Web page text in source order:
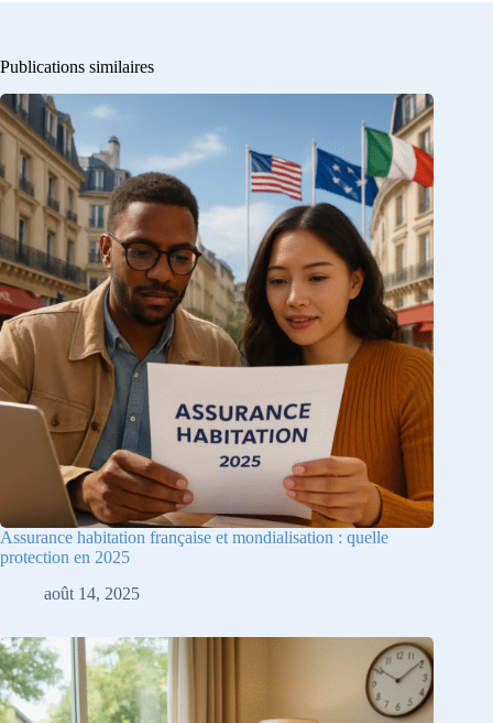
Publications similaires
Assurance habitation française et mondialisation : quelle
protection en 2025
août 14, 2025